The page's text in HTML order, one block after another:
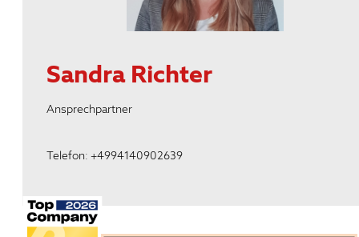
Sandra Richter
Ansprechpartner
Telefon: +4994140902639